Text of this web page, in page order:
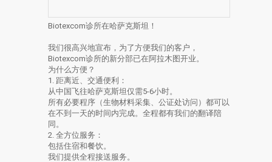
Biotexcom诊所在哈萨克斯坦！
我们很高兴地宣布，为了方便我们的客户，
Biotexcom诊所的新分部已在阿拉木图开业。
为什么方便？
1. 距离近、交通便利：
从中国飞往哈萨克斯坦仅需5-6小时。
所有必要程序（生物材料采集、公证处访问）都可以
在不到一天的时间内完成。全程都有我们的翻译陪
同。
2. 全方位服务：
包括住宿和餐饮。
我们提供全程接送服务。